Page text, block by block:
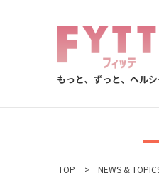
TOP NEWS &